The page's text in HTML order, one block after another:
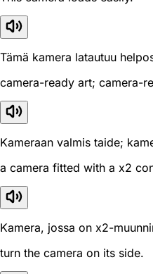
Tämä kamera latautuu
camera-ready art; camera-
Kameraan valmis taide;
a camera fitted with a x2
Kamera, jossa on x2-
turn the camera on its side.